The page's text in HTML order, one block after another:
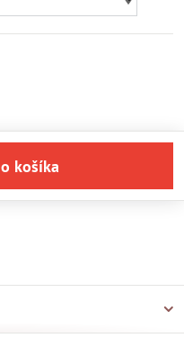
Do košíka